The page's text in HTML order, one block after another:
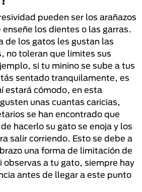
pueden ser los arañazos
los dientes o las garras.
de los gatos les gustan las
no toleran que limites sus
si tu minino se sube a tus
sentado tranquilamente, es
estará cómodo, en esta
unas cuantas caricias,
se han encontrado que
hacerlo su gato se enoja y los
salir corriendo. Esto se debe a
una forma de limitación de
observas a tu gato, siempre hay
antes de llegar a este punto